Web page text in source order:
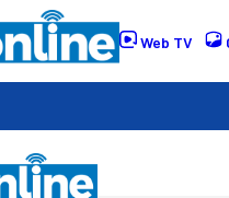
Web TV